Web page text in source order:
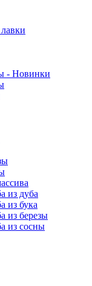
- Новинки
из дуба
из бука
из березы
из сосны